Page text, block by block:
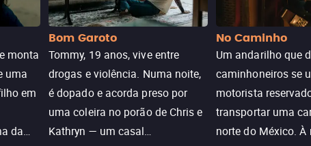
monta
uma
em
da
Bom Garoto
Tommy, 19 anos, vive entre
drogas e violência. Numa noite,
é dopado e acorda preso por
uma coleira no porão de Chris e
Kathryn — um casal
No Caminho
Um andarilho que
caminhoneiros se
motorista
transportar uma
norte do México. À